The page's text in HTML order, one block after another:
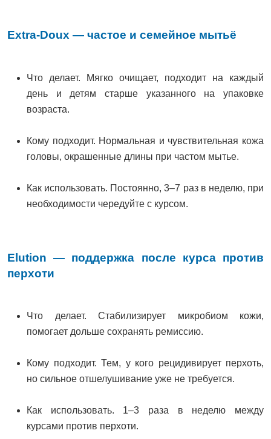
Extra-Doux — частое и семейное мытьё
Что делает. Мягко очищает, подходит на каждый
день и детям старше указанного на упаковке
возраста.
Кому подходит. Нормальная и чувствительная кожа
головы, окрашенные длины при частом мытье.
Как использовать. Постоянно, 3–7 раз в неделю, при
необходимости чередуйте с курсом.
Elution — поддержка после курса против
перхоти
Что делает. Стабилизирует микробиом кожи,
помогает дольше сохранять ремиссию.
Кому подходит. Тем, у кого рецидивирует перхоть,
но сильное отшелушивание уже не требуется.
Как использовать. 1–3 раза в неделю между
курсами против перхоти.